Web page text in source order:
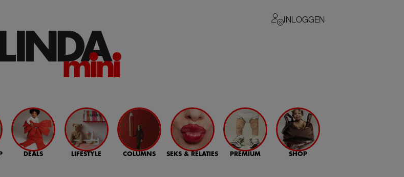
INLOGGEN
DEALS LIFESTYLE COLUMNS SEKS & RELATIES PREMIUM SHOP